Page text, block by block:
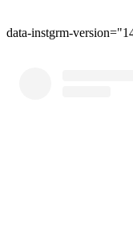
data-instgrm-